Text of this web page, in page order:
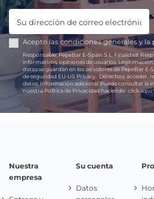
Acepto las condiciones generales y la
Responsable:PepeBar E-Spain S.L. Finalidad:
informativos, opiniones de usuarios. Legitimación:
datos se guardan en los servidores de PepeBar E-
de seguridad EU-US Privacy. Derechos: acceder,
datos.Información adicional:Puede consultar la
nuestra Política de Privacidad haciendoclick aquí.
Nuestra
empresa
Su cuenta
Datos